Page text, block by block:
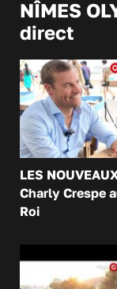
NÎMES
direct
LES
Charly Crespe
Roi